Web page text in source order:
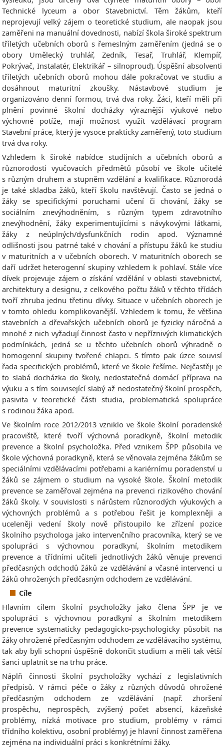
Technické lyceum a obor Stavebnictví. Těm žákům, kteří
neprojevují velký zájem o teoretické studium, ale naopak jsou
zaměřeni na manuální dovednosti, nabízí škola široké spektrum
tříletých učebních oborů s řemeslným zaměřením (jedná se o
obory Umělecký truhlář, Zedník, Tesař, Truhlář, Klempíř,
Pokrývač, Instalatér, Elektrikář – silnoproud). Úspěšní absolventi
tříletých učebních oborů mohou dále pokračovat ve studiu a
dosáhnout maturitní zkoušky. Nástavbové studium je
organizováno denní formou, trvá dva roky. Žáci, kteří měli při
plnění povinné školní docházky výraznější výukové nebo
výchovné potíže, mají možnost využít vzdělávací program
Stavební práce, který je vysoce prakticky zaměřený, toto studium
trvá dva roky.
Vzhledem k široké nabídce studijních a učebních oborů a
různorodosti vyučovacích předmětů působí ve škole učitelé
s různým druhem a stupněm vzdělání a kvalifikace. Různorodá
je také skladba žáků, kteří školu navštěvují. Často se jedná o
žáky se specifickými poruchami učení či chování, žáky se
sociálním znevýhodněním, s různým typem zdravotního
znevýhodnění, žáky experimentujícími s návykovými látkami,
žáky z neúplných/dysfunkčních rodin apod. Významné
odlišnosti jsou patrné také v chování a přístupu žáků ke studiu
v maturitních a v učebních oborech. V maturitních oborech se
daří udržet heterogenní skupiny vzhledem k pohlaví. Stále více
dívek projevuje zájem o získání vzdělání v oblasti stavebnictví,
architektury a designu, z celkového počtu žáků v těchto třídách
tvoří zhruba jednu třetinu dívky. Situace v učebních oborech je
v tomto ohledu komplikovanější. Vzhledem k tomu, že většina
stavebních a dřevařských učebních oborů je fyzicky náročná a
mnohé z nich vyžadují činnost často v nepříznivých klimatických
podmínkách, jedná se u těchto učebních oborů výhradně o
homogenní skupiny tvořené chlapci. S tímto pak úzce souvisí
řada specifických problémů, které ve škole řešíme. Nejčastěji je
to slabá docházka do školy, nedostatečná domácí příprava na
výuku a s tím související slabý až nedostatečný školní prospěch,
pasivita v teoretické části studia, problematická spolupráce
s rodinou žáka apod.
Ve školním roce 2012/2013 vzniklo ve škole školní poradenské
pracoviště, které tvoří výchovná poradkyně, školní metodik
prevence a školní psycholožka. Před vznikem ŠPP působila ve
škole výchovná poradkyně, která se věnovala zejména žákům se
speciálními vzdělávacími potřebami a kariérnímu poradenství u
žáků se zájmem o studium na vysoké škole. Školní metodik
prevence se zaměřoval zejména na prevenci rizikového chování
žáků školy. V souvislosti s nárůstem různorodých výukových a
výchovných problémů a s potřebou řešit je komplexněji a
uceleněji vedení školy nově přistoupilo ke zřízení pozice
školního psychologa jako intervenčního pracovníka, který se ve
spolupráci s výchovnou poradkyní, školním metodikem
prevence a třídními učiteli jednotlivých žáků věnuje prevenci
předčasných odchodů žáků ze vzdělávání a včasné intervenci u
žáků ohrožených předčasným odchodem ze vzdělávání.
Cíle
Hlavním cílem školní psycholožky jako člena ŠPP je ve
spolupráci s výchovnou poradkyní a školním metodikem
prevence systematicky pedagogicko-psychologicky působit na
žáky ohrožené předčasným odchodem ze vzdělávacího systému,
tak aby byli schopni úspěšně dokončit studium a měli tak větší
šanci uplatnit se na trhu práce.
Náplň činnosti školní psycholožky vychází z legislativních
předpisů. V rámci péče o žáky z různých důvodů ohrožené
předčasným odchodem ze vzdělávání (např. zhoršení
prospěchu, neprospěch, zvýšený počet absencí, kázeňské
problémy, nízká motivace pro studium, problémy v rámci
třídního kolektivu, osobní problémy) je hlavní činnost zaměřena
zejména na individuální práci s konkrétními žáky.